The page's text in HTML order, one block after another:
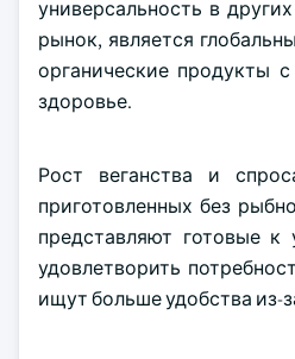
универсальность в
рынок, является
органические продукты
здоровье.
Рост веганства и
приготовленных без
представляют готовые
удовлетворить
ищут больше удобства из-